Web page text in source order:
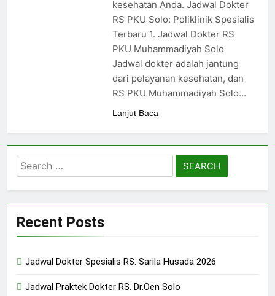
kesehatan Anda. Jadwal Dokter
RS PKU Solo: Poliklinik Spesialis
Terbaru 1. Jadwal Dokter RS
PKU Muhammadiyah Solo
Jadwal dokter adalah jantung
dari pelayanan kesehatan, dan
RS PKU Muhammadiyah Solo…
Lanjut Baca
Search
for:
Recent Posts
Jadwal Dokter Spesialis RS. Sarila Husada 2026
Jadwal Praktek Dokter RS. Dr.Oen Solo